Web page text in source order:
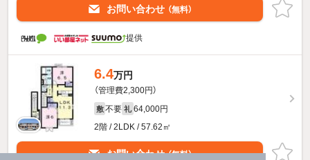
お問い合わせ （無料）
提供
6.4万円
（管理費2,300円）
敷 不要 礼 64,000円
2階 / 2LDK / 57.62㎡
お問い合わせ（無料）